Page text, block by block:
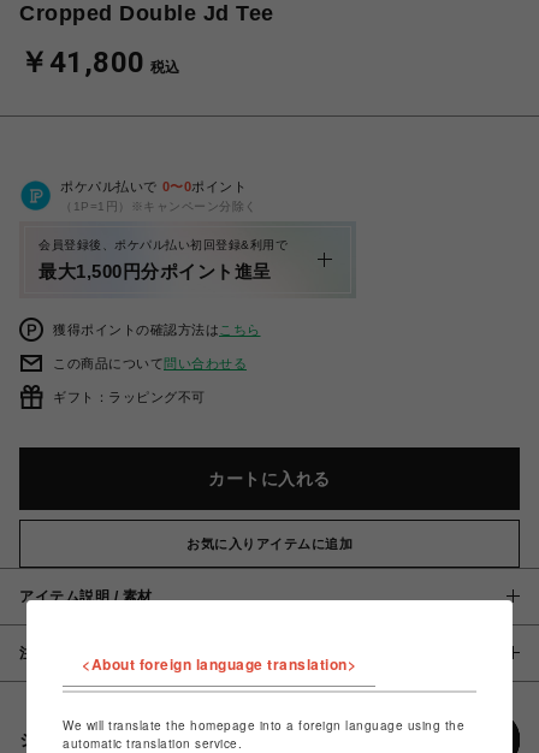
Cropped Double Jd Tee
￥41,800 税込
ポケパル払いで 0〜0ポイント
（1P=1円）※キャンペーン分除く
会員登録後、ポケパル払い初回登録&利用で
最大1,500円分ポイント進呈
獲得ポイントの確認方法は こちら
この商品について問い合わせる
ギフト：ラッピング不可
カートに入れる
お気に入りアイテムに追加
アイテム説明 / 素材
注意事項
シェアする
<About foreign language translation>
We will translate the homepage into a foreign language using the
automatic translation service.